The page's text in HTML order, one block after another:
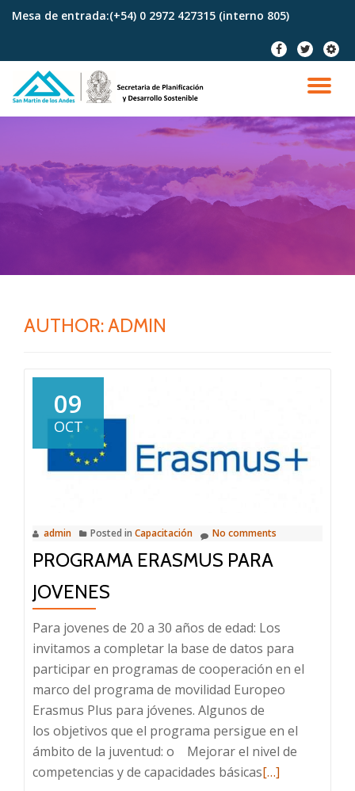
content
Mesa de entrada:(+54) 0 2972 427315 (interno 805)
fa-
facebook
fa-
twitter
fa-
cog
AUTHOR:ADMIN
09
OCT
admin Posted in Capacitación No comments
PROGRAMA ERASMUS PARA
JOVENES
Para jovenes de 20 a 30 años de edad: Los
invitamos a completar la base de datos para
participar en programas de cooperación en el
marco del programa de movilidad Europeo
Erasmus Plus para jóvenes. Algunos de
los objetivos que el programa persigue en el
ámbito de la juventud: o Mejorar el nivel de
competencias y de capacidades básicasRead
[…]